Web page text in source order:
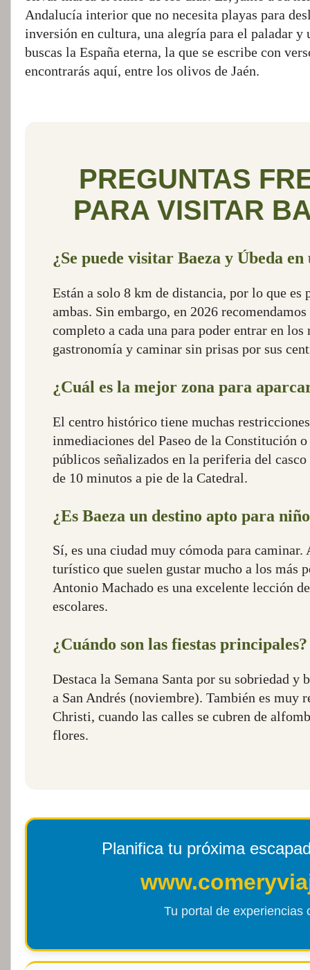
Andalucía interior que no necesita playas para
inversión en cultura, una alegría para el paladar y
buscas la España eterna, la que se escribe con
encontrarás aquí, entre los olivos de Jaén.
PREGUNTAS
PARA VISITAR
¿Se puede visitar Baeza y Úbeda
Están a solo 8 km de distancia, por lo que es
ambas. Sin embargo, en 2026
completo a cada una para poder entrar en
gastronomía y caminar sin prisas por sus
¿Cuál es la mejor zona para
El centro histórico tiene muchas
inmediaciones del Paseo de la Constitución
públicos señalizados en la periferia del casco
de 10 minutos a pie de la Catedral.
¿Es Baeza un destino apto para
Sí, es una ciudad muy cómoda para caminar.
turístico que suelen gustar mucho a los más
Antonio Machado es una excelente lección
escolares.
¿Cuándo son las fiestas principales?
Destaca la Semana Santa por su sobriedad y
a San Andrés (noviembre). También es muy
Christi, cuando las calles se cubren de
flores.
Planifica tu próxima
Tu portal de experiencias